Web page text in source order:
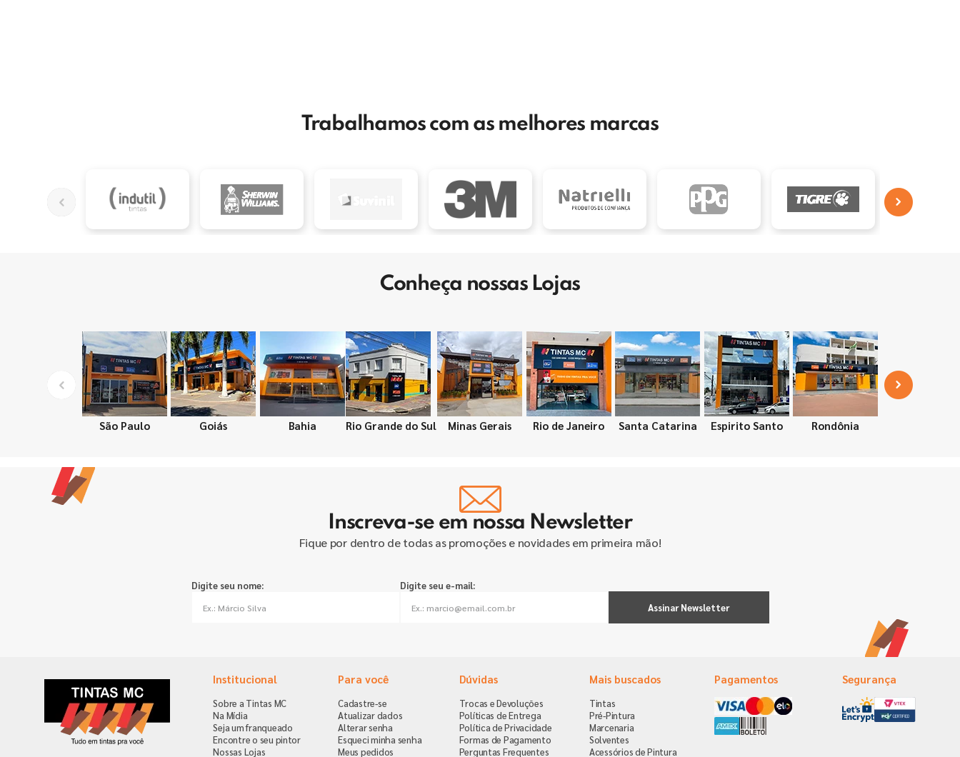
Trabalhamos com as melhores marcas
Conheça nossas Lojas
São Paulo Goiás Bahia Rio Grande do Sul Minas Gerais Rio de Janeiro Santa Catarina Espirito Santo Rondônia
Inscreva-se em nossa Newsletter
Fique por dentro de todas as promoções e novidades em primeira mão!
Digite seu nome:
Digite seu e-mail:
Assinar Newsletter
Institucional
Sobre a Tintas MC
Na Mídia
Seja um franqueado
Encontre o seu pintor
Nossas Lojas
Para você
Cadastre-se
Atualizar dados
Alterar senha
Esqueci minha senha
Meus pedidos
Dúvidas
Trocas e Devoluções
Políticas de Entrega
Política de Privacidade
Formas de Pagamento
Perguntas Frequentes
Mais buscados
Tintas
Pré-Pintura
Marcenaria
Solventes
Acessórios de Pintura
Pagamentos Segurança